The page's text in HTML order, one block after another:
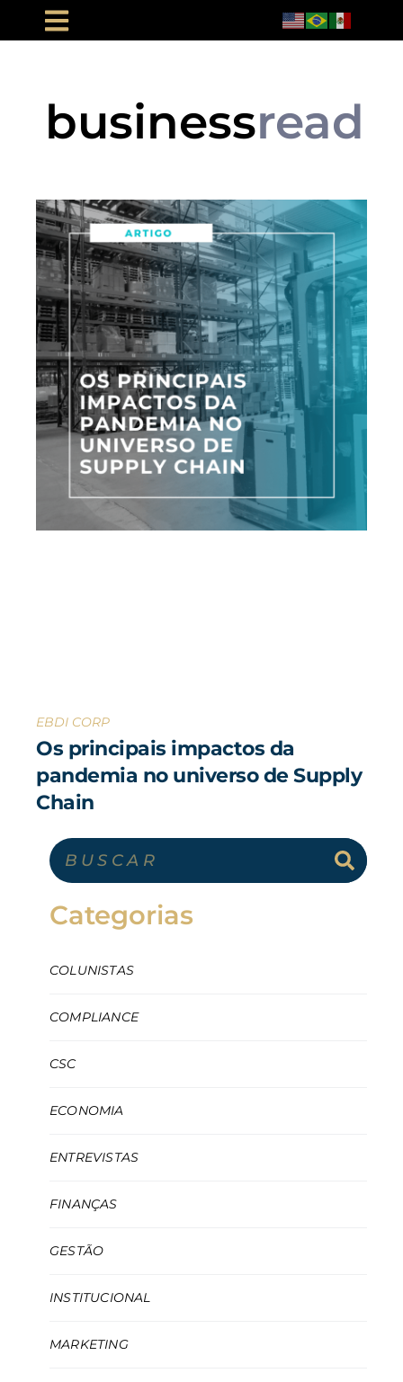
businessread
Os principais impactos da
pandemia no universo de Supply
Chain
EBDI CORP
Categorias
COLUNISTAS
COMPLIANCE
CSC
ECONOMIA
ENTREVISTAS
FINANÇAS
GESTÃO
INSTITUCIONAL
MARKETING